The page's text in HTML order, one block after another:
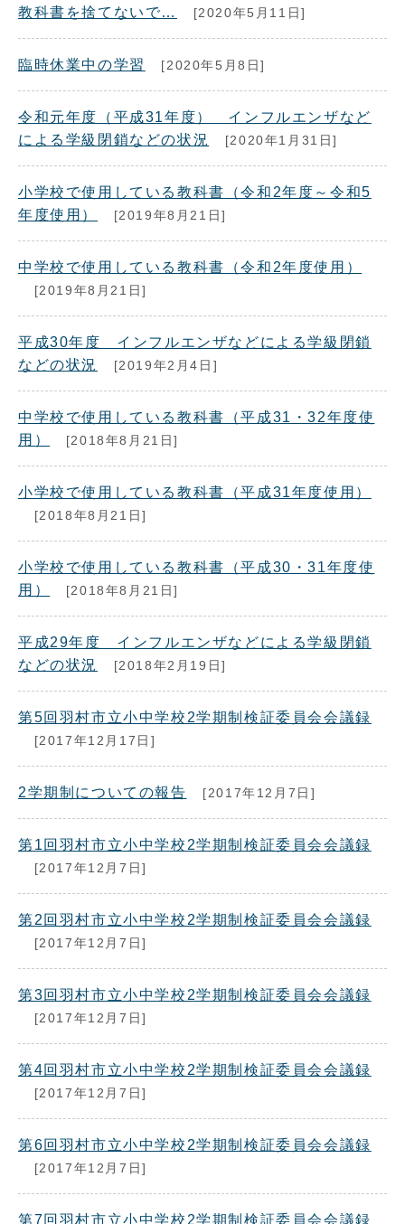
教科書を捨てないで… [2020年5月11日]
臨時休業中の学習 [2020年5月8日]
令和元年度（平成31年度） インフルエンザなど
による学級閉鎖などの状況
[2020年1月31日]
小学校で使用している教科書（令和2年度～令和5
年度使用）
[2019年8月21日]
中学校で使用している教科書（令和2年度使用）
[2019年8月21日]
平成30年度 インフルエンザなどによる学級閉鎖
などの状況
[2019年2月4日]
中学校で使用している教科書（平成31・32年度使
用）
[2018年8月21日]
小学校で使用している教科書（平成31年度使用）
[2018年8月21日]
小学校で使用している教科書（平成30・31年度使
用）
[2018年8月21日]
平成29年度 インフルエンザなどによる学級閉鎖
などの状況
[2018年2月19日]
第5回羽村市立小中学校2学期制検証委員会会議録
[2017年12月17日]
2学期制についての報告 [2017年12月7日]
第1回羽村市立小中学校2学期制検証委員会会議録
[2017年12月7日]
第2回羽村市立小中学校2学期制検証委員会会議録
[2017年12月7日]
第3回羽村市立小中学校2学期制検証委員会会議録
[2017年12月7日]
第4回羽村市立小中学校2学期制検証委員会会議録
[2017年12月7日]
第6回羽村市立小中学校2学期制検証委員会会議録
[2017年12月7日]
第7回羽村市立小中学校2学期制検証委員会会議録